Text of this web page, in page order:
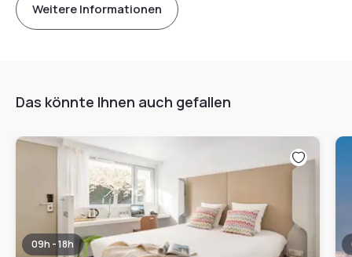
Weitere Informationen
Das könnte Ihnen auch gefallen
09h - 18h